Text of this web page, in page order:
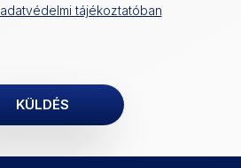
adatvédelmi tájékoztatóban